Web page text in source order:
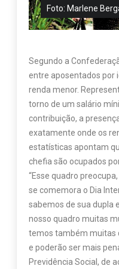
Foto: Marlene
Segundo a
entre aposentados por
renda menor.
torno de um salário
contribuição, a
exatamente onde os
estatísticas apontam
chefia são ocupados
“Esse quadro
se comemora o Dia
sabemos de sua dupla
nosso quadro muitas
temos também muitas
e poderão ser mais
Previdência Social, de